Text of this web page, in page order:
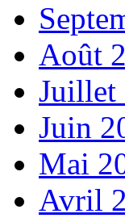
Août
Juillet
Juin
Mai
Avril